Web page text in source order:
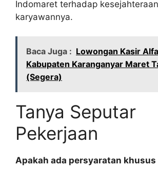
Indomaret terhadap kesejahteraan
karyawannya.
Baca Juga : Lowongan Kasir
Kabupaten Karanganyar Maret
(Segera)
Tanya Seputar
Pekerjaan
Apakah ada persyaratan